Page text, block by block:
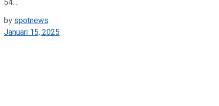
54...
byspotnews
Januari 15, 2025